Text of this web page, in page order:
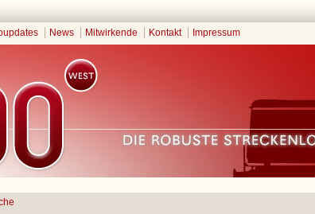
News Mitwirkende Kontakt Impressum